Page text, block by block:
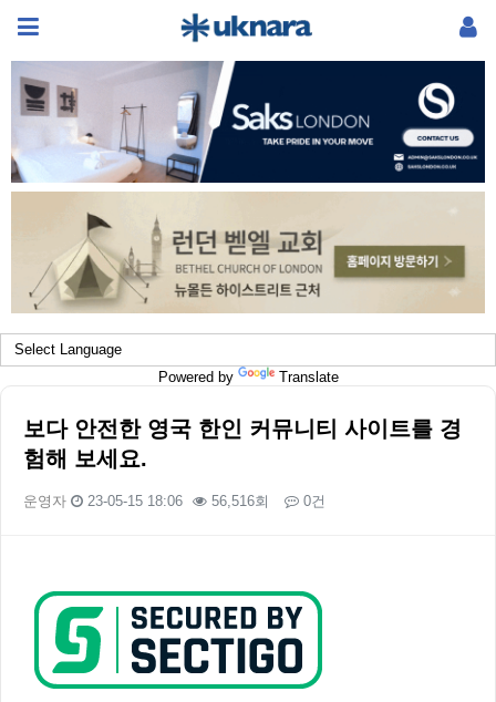
Powered by Translate
보다 안전한 영국 한인 커뮤니티 사이트를 경
험해 보세요.
운영자 23-05-15 18:06 56,516회 0건